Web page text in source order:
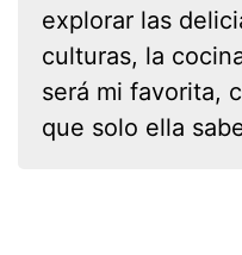
explorar las
culturas, la
será mi favorita,
que solo ella